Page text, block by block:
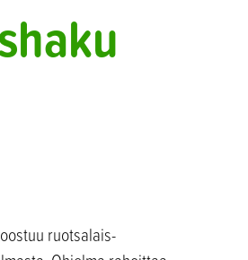
ruotsalais-